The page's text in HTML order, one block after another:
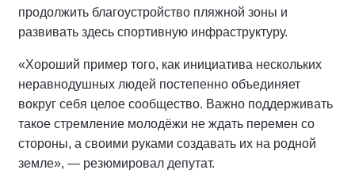
продолжить благоустройство пляжной зоны и
развивать здесь спортивную инфраструктуру.
«Хороший пример того, как инициатива нескольких
неравнодушных людей постепенно объединяет
вокруг себя целое сообщество. Важно поддерживать
такое стремление молодёжи не ждать перемен со
стороны, а своими руками создавать их на родной
земле», — резюмировал депутат.